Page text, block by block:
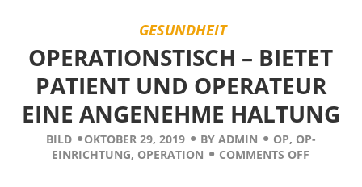
GESUNDHEIT
OPERATIONSTISCH – BIETET
PATIENT UND OPERATEUR
EINE ANGENEHME HALTUNG
BILD OKTOBER 29, 2019 BY ADMIN OP, OP-
EINRICHTUNG, OPERATION COMMENTS OFF